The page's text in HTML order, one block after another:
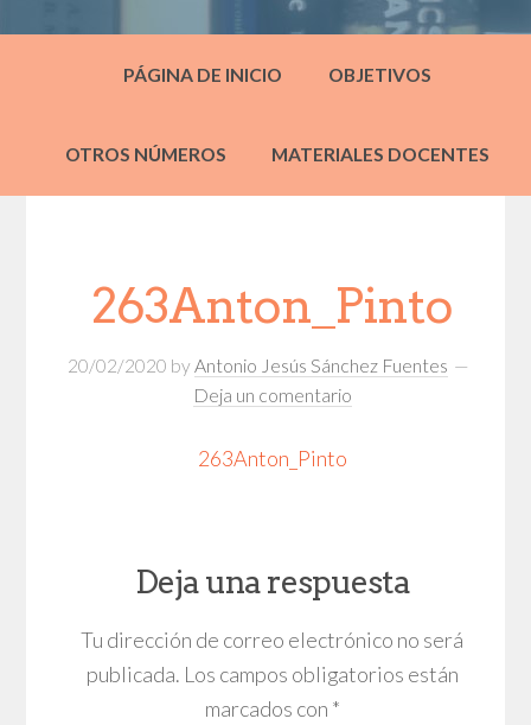
PÁGINA DE INICIO OBJETIVOS
OTROS NÚMEROS MATERIALES DOCENTES
263Anton_Pinto
20/02/2020 by Antonio Jesús Sánchez Fuentes
Deja un comentario
263Anton_Pinto
Deja una respuesta
Tu dirección de correo electrónico no será
publicada. Los campos obligatorios están
marcados con *